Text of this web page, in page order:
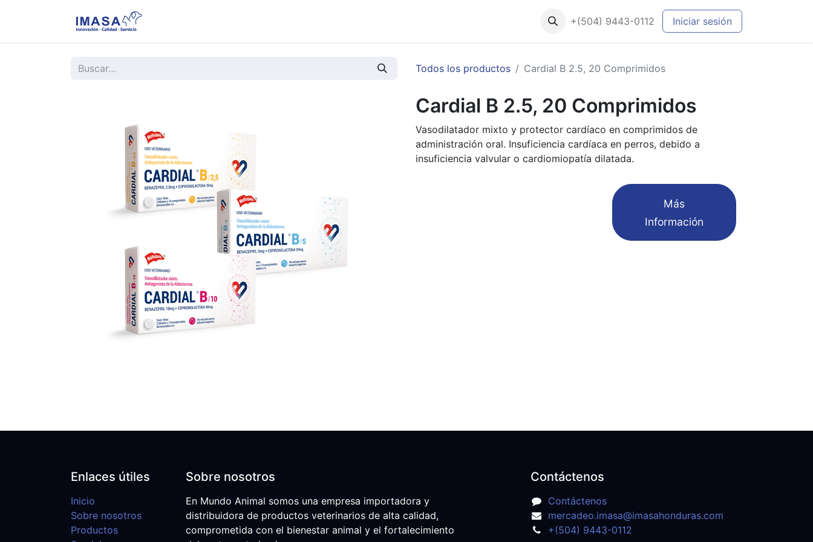
+(504) 9443-0112 Iniciar sesión
Todos los productos Cardial B 2.5, 20 Comprimidos
Cardial B 2.5, 20 Comprimidos
Vasodilatador mixto y protector cardíaco en comprimidos de
administración oral. Insuficiencia cardíaca en perros, debido a
insuficiencia valvular o cardiomiopatía dilatada.
​Más
Información
Enlaces útiles
Inicio
Sobre nosotros
Productos
Sobre nosotros
En Mundo Animal somos una empresa importadora y
distribuidora de productos veterinarios de alta calidad,
comprometida con el bienestar animal y el fortalecimiento
Contáctenos
Contáctenos
mercadeo.imasa@imasahonduras.com
+(504) 9443-0112